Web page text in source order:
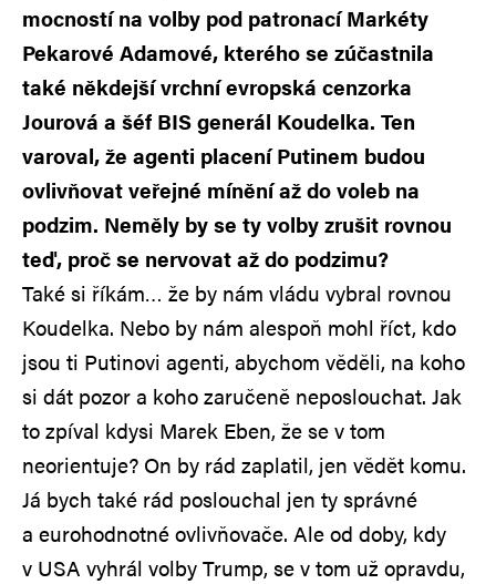
mocností na volby pod patronací Markéty
Pekarové Adamové, kterého se zúčastnila
také někdejší vrchní evropská cenzorka
Jourová a šéf BIS generál Koudelka. Ten
varoval, že agenti placení Putinem budou
ovlivňovat veřejné mínění až do voleb na
podzim. Neměly by se ty volby zrušit rovnou
teď, proč se nervovat až do podzimu?
Také si říkám… že by nám vládu vybral rovnou
Koudelka. Nebo by nám alespoň mohl říct, kdo
jsou ti Putinovi agenti, abychom věděli, na koho
si dát pozor a koho zaručeně neposlouchat. Jak
to zpíval kdysi Marek Eben, že se v tom
neorientuje? On by rád zaplatil, jen vědět komu.
Já bych také rád poslouchal jen ty správné
a eurohodnotné ovlivňovače. Ale od doby, kdy
v USA vyhrál volby Trump, se v tom už opravdu,